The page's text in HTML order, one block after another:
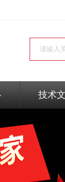
技术